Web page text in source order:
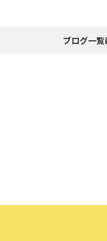
ブログ一覧